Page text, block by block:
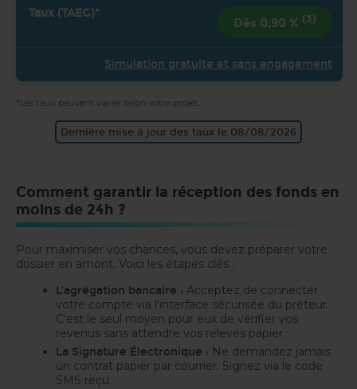
Dès 0,90 % (3)
Simulation gratuite et sans engagement
*Les taux peuvent varier selon votre projet.
Dernière mise à jour des taux le 08/08/2026
Comment garantir la réception des fonds en
moins de 24h ?
Pour maximiser vos chances, vous devez préparer votre
dossier en amont. Voici les étapes clés :
L'agrégation bancaire : Acceptez de connecter
votre compte via l'interface sécurisée du prêteur.
C'est le seul moyen pour eux de vérifier vos
revenus sans attendre vos relevés papier.
La Signature Électronique : Ne demandez jamais
un contrat papier par courrier. Signez via le code
SMS reçu.